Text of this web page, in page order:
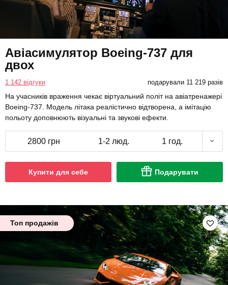
Авіасимулятор Boeing-737 для
двох
1 142 відгуки подарували 11 219 разів
На учасників враження чекає віртуальний політ на авіатренажері
Boeing-737. Модель літака реалістично відтворена, а імітацію
польоту доповнюють візуальні та звукові ефекти.
2800 грн 1-2 люд. 1 год.
Купити для себе Подарувати
Топ продажів